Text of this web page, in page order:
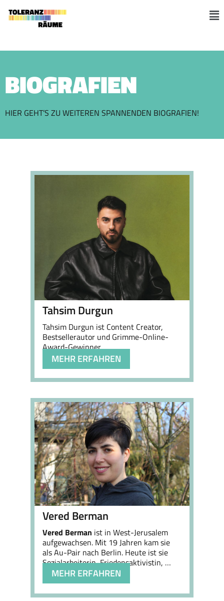
Inhalt
springen
BIOGRAFIEN
HIER GEHT’S ZU WEITEREN SPANNENDEN BIOGRAFIEN!
Tahsim Durgun
Tahsim Durgun ist Content Creator,
Bestsellerautor und Grimme-Online-
Award-Gewinner…
MEHR ERFAHREN
Vered Berman
Vered Berman ist in West-Jerusalem
aufgewachsen. Mit 19 Jahren kam sie
als Au-Pair nach Berlin. Heute ist sie
Sozialarbeiterin, Friedensaktivistin, …
MEHR ERFAHREN